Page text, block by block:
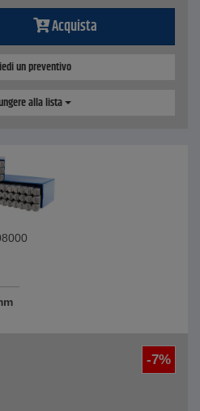
Acquista
un preventivo
alla lista
-7%